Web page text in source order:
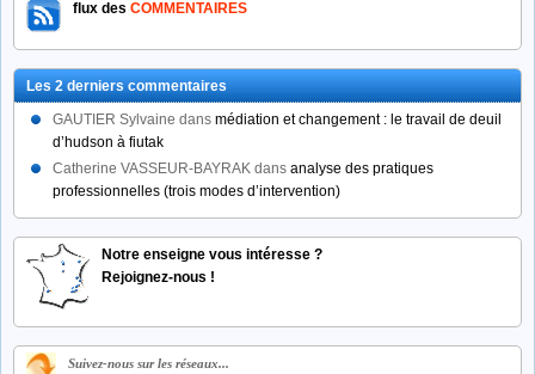
flux des COMMENTAIRES
Les 2 derniers commentaires
GAUTIER Sylvaine dans médiation et changement : le travail de deuil
d’hudson à fiutak
Catherine VASSEUR-BAYRAK dans analyse des pratiques
professionnelles (trois modes d’intervention)
Notre enseigne vous intéresse ?
Rejoignez-nous !
Suivez-nous sur les réseaux...